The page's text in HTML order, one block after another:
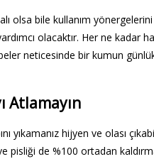
olsa bile kullanım
olacaktır. Her ne kadar
neticesinde bir kumun
Atlamayın
yıkamanız hijyen ve olası
pisliği de %100 ortadan